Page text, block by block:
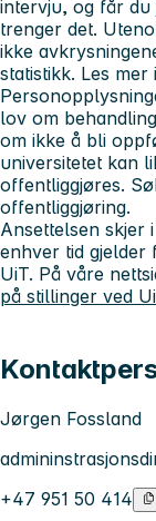
intervju, og får
trenger det.
ikke
statistikk. Les mer i
lov om
om ikke å bli
universitetet kan
offentliggjøres.
offentliggjøring.
Ansettelsen skjer
enhver tid gjelder
UiT. På våre
på stillinger ved
Jørgen Fossland
+47 951 50 414